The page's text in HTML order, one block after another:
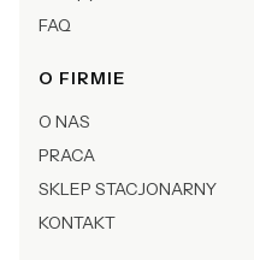
FAQ
O FIRMIE
O NAS
PRACA
SKLEP STACJONARNY
KONTAKT